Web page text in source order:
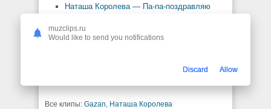
Наташа Королева — Па-па-поздравляю
Наташа Королева — Осень под ногами на
подошве
Все клипы: Gazan Наташа Королева
muzclips.ru
Would like to send you notifications
Discard Allow